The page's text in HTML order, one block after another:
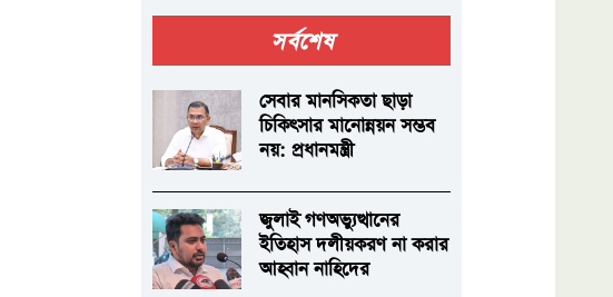
সর্বশেষ
সেবার মানসিকতা ছাড়া
চিকিৎসার মানোন্নয়ন সম্ভব
নয়: প্রধানমন্ত্রী
জুলাই গণঅভ্যুত্থানের
ইতিহাস দলীয়করণ না করার
আহ্বান নাহিদের